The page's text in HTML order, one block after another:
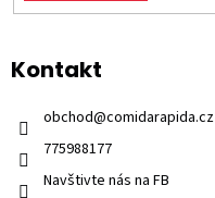
Kontakt
obchod@comidarapida.cz
775988177
Navštivte nás na FB